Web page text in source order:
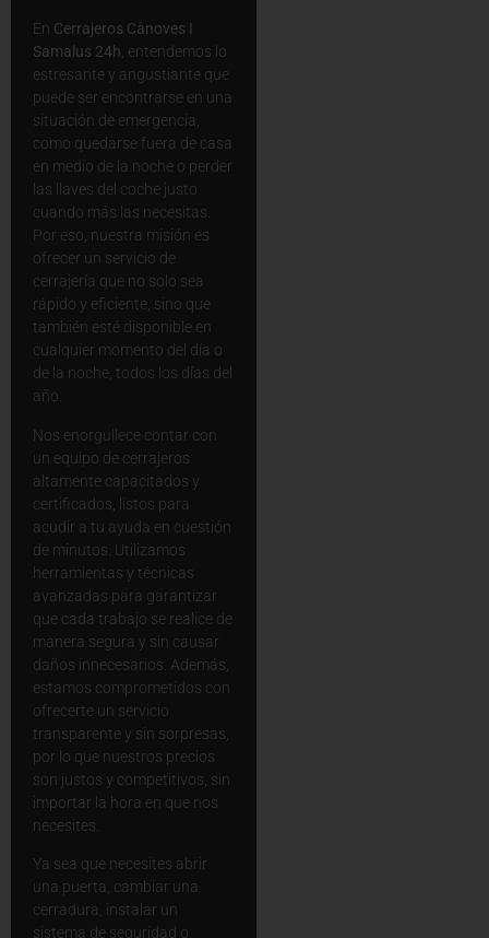
En Cerrajeros Cànoves I
Samalus 24h, entendemos lo
estresante y angustiante que
puede ser encontrarse en una
situación de emergencia,
como quedarse fuera de casa
en medio de la noche o perder
las llaves del coche justo
cuando más las necesitas.
Por eso, nuestra misión es
ofrecer un servicio de
cerrajería que no solo sea
rápido y eficiente, sino que
también esté disponible en
cualquier momento del día o
de la noche, todos los días del
año.
Nos enorgullece contar con
un equipo de cerrajeros
altamente capacitados y
certificados, listos para
acudir a tu ayuda en cuestión
de minutos. Utilizamos
herramientas y técnicas
avanzadas para garantizar
que cada trabajo se realice de
manera segura y sin causar
daños innecesarios. Además,
estamos comprometidos con
ofrecerte un servicio
transparente y sin sorpresas,
por lo que nuestros precios
son justos y competitivos, sin
importar la hora en que nos
necesites.
Ya sea que necesites abrir
una puerta, cambiar una
cerradura, instalar un
sistema de seguridad o